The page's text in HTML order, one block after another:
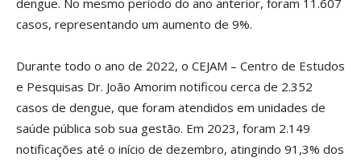
dengue. No mesmo período do ano anterior, foram 11.607
casos, representando um aumento de 9%.
Durante todo o ano de 2022, o CEJAM – Centro de Estudos
e Pesquisas Dr. João Amorim notificou cerca de 2.352
casos de dengue, que foram atendidos em unidades de
saúde pública sob sua gestão. Em 2023, foram 2.149
notificações até o início de dezembro, atingindo 91,3% dos